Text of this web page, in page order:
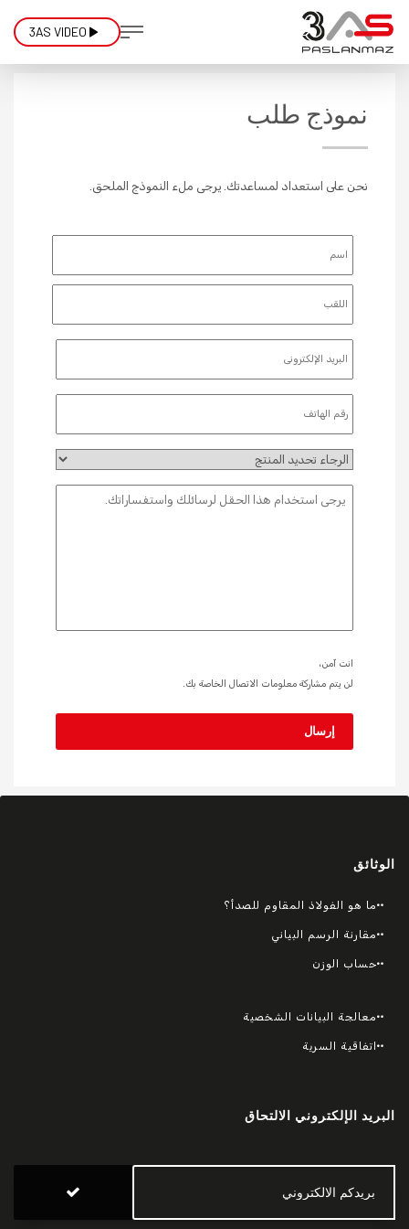
نموذج طلب
نحن على استعداد لمساعدتك. يرجى ملء النموذج الملحق.
انت آمن،
لن يتم مشاركة معلومات الاتصال الخاصة بك.
إرسال
الوثائق
ما هو الفولاذ المقاوم للصدأ؟
مقارنة الرسم البياني
حساب الوزن
معالجة البيانات الشخصية
اتفاقية السرية
البريد الإلكتروني الالتحاق